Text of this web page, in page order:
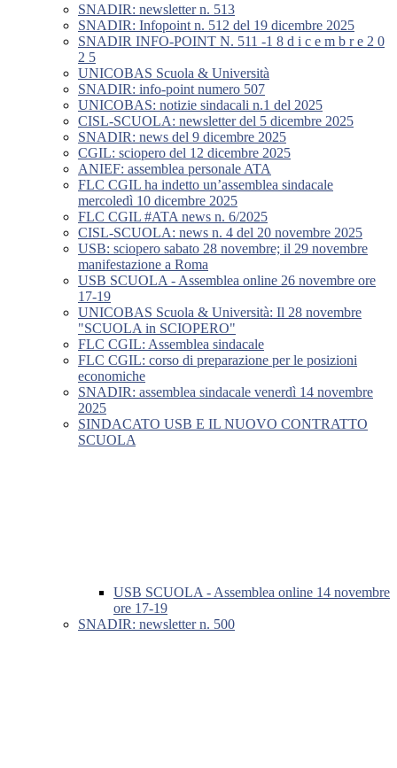
SNADIR: newsletter n. 513
SNADIR: Infopoint n. 512 del 19 dicembre 2025
SNADIR INFO-POINT N. 511 -1 8 d i c e m b r e 2 0
2 5
UNICOBAS Scuola & Università
SNADIR: info-point numero 507
UNICOBAS: notizie sindacali n.1 del 2025
CISL-SCUOLA: newsletter del 5 dicembre 2025
SNADIR: news del 9 dicembre 2025
CGIL: sciopero del 12 dicembre 2025
ANIEF: assemblea personale ATA
FLC CGIL ha indetto un’assemblea sindacale
mercoledì 10 dicembre 2025
FLC CGIL #ATA news n. 6/2025
CISL-SCUOLA: news n. 4 del 20 novembre 2025
USB: sciopero sabato 28 novembre; il 29 novembre
manifestazione a Roma
USB SCUOLA - Assemblea online 26 novembre ore
17-19
UNICOBAS Scuola & Università: Il 28 novembre
"SCUOLA in SCIOPERO"
FLC CGIL: Assemblea sindacale
FLC CGIL: corso di preparazione per le posizioni
economiche
SNADIR: assemblea sindacale venerdì 14 novembre
2025
SINDACATO USB E IL NUOVO CONTRATTO
SCUOLA
USB SCUOLA - Assemblea online 14 novembre
ore 17-19
SNADIR: newsletter n. 500